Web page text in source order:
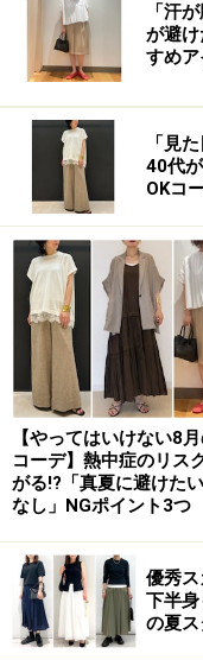
「ノースリーブは
すすめなのが、画
袖アイテム。二の
で、華奢見えが叶
りがあり、体が泳
っぽいこなれた雰囲
だとエレガントに
いうメリットも。
2. ストレスフ
ツ
「汗
が避
すめア
「見
40代
OKコ
【やってはいけない8
コーデ】熱中症のリス
がる!?「真夏に避けた
なし」NGポイント3つ
優秀
下半
の夏